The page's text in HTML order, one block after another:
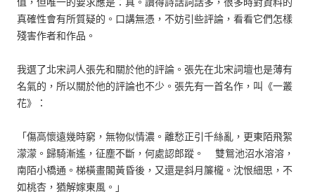
真確性會有所質疑的。口講無憑，不妨引些評論，看看它們怎樣
殘害作者和作品。
我選了北宋詞人張先和關於他的評論。張先在北宋詞壇也是薄有
名氣的，所以關於他的評論也不少。張先有一首名作，叫《一叢
花》：
「傷高懷遠幾時窮，無物似情濃。離愁正引千絲亂，更東陌飛絮
濛濛。歸騎漸遙，征塵不斷，何處認郎蹤。 雙鴛池沼水溶溶，
南陌小橋通。梯橫畫閣黃昏後，又還是斜月簾櫳。沈恨細思，不
如桃杏，猶解嫁東風。」